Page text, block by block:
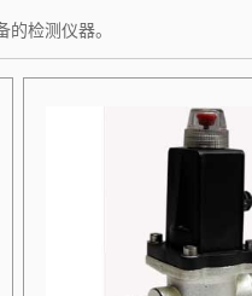
检测仪器。